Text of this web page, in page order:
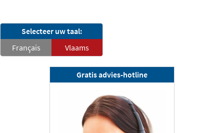
Selecteer uw taal:
Français
Vlaams
Gratis advies-hotline